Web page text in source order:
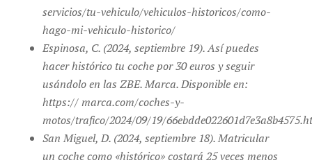
servicios/tu-vehiculo/vehiculos-historicos/como-
hago-mi-vehiculo-historico/
Espinosa, C. (2024, septiembre 19). Así puedes
hacer histórico tu coche por 30 euros y seguir
usándolo en las ZBE. Marca. Disponible en:
https:// marca.com/coches-y-
motos/trafico/2024/09/19/
San Miguel, D. (2024, septiembre 18). Matricular
un coche como «histórico» costará 25 veces menos